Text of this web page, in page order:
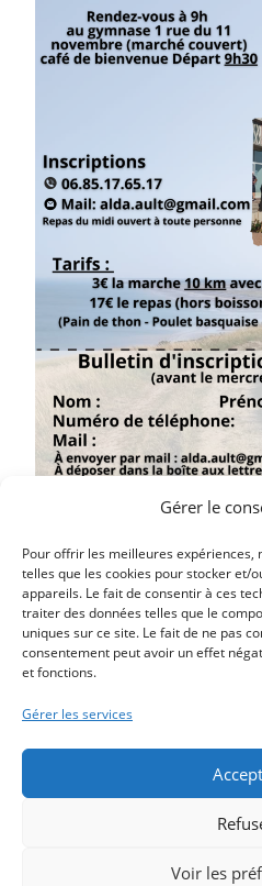
Gérer le
Pour offrir les meilleures expériences,
telles que les cookies pour stocker et/
appareils. Le fait de consentir à ces
traiter des données telles que le
uniques sur ce site. Le fait de ne pas
consentement peut avoir un effet
et fonctions.
Gérer les services
Voir les
téléchargez
Article précédent
SOIRÉE THÉÂTRE – PAPA